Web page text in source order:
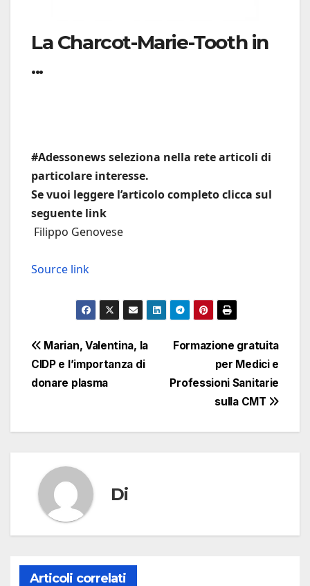
La Charcot-Marie-Tooth in
...
#Adessonews seleziona nella rete articoli di
particolare interesse.
Se vuoi leggere l’articolo completo clicca sul
seguente link
Filippo Genovese
Source link
Navigazione
articoli
Formazione gratuita
per Medici e
Professioni Sanitarie
sulla CMT
Marian, Valentina, la
CIDP e l’importanza di
donare plasma
Di
Articoli correlati